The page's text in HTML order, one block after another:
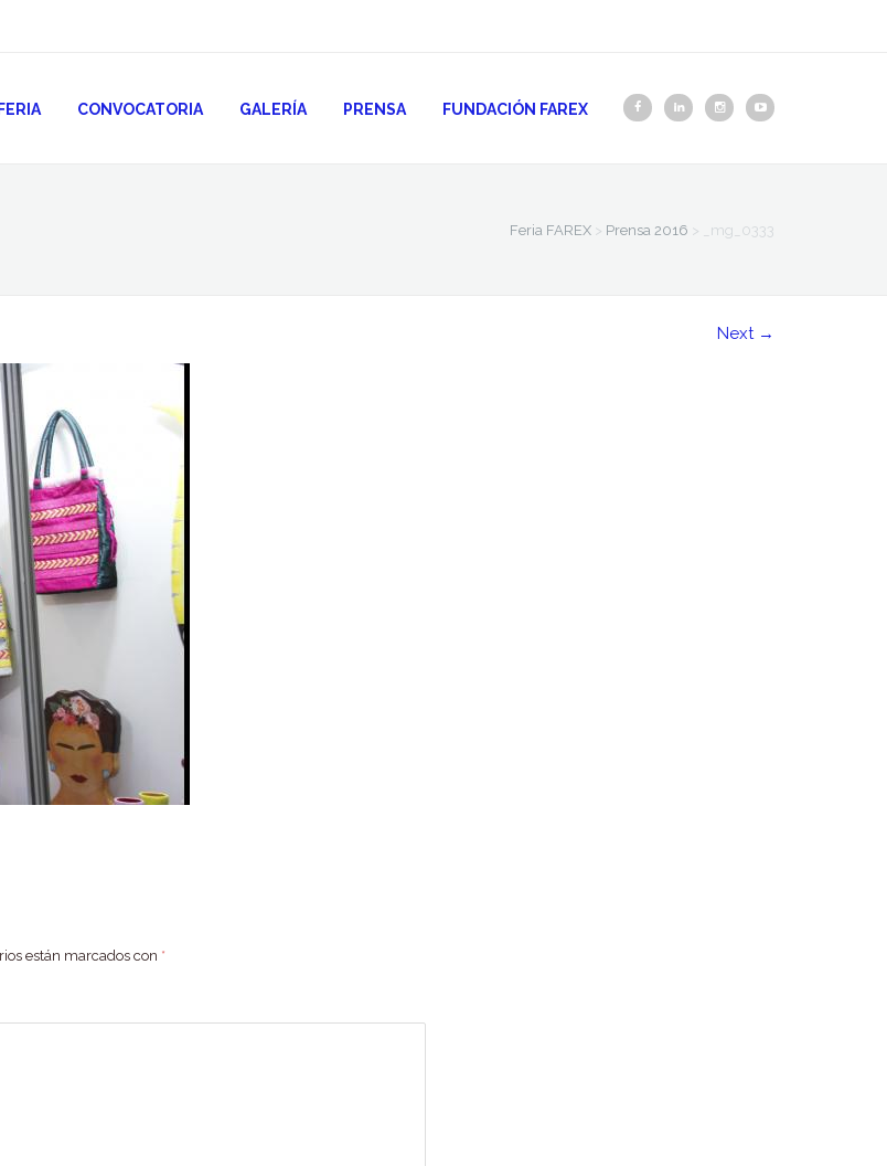
CONVOCATORIA GALERÍA PRENSA FUNDACIÓN FAREX
Feria FAREX > Prensa 2016 > _mg_0333
Next →
están marcados con *